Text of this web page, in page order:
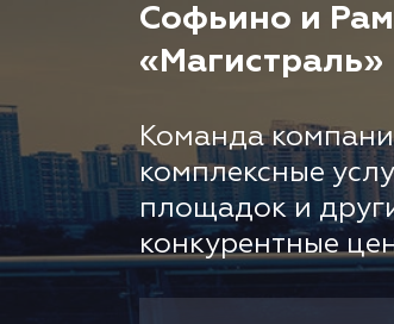
Софьино и
«Магистраль»
Команда
комплексные
площадок и
конкурентные